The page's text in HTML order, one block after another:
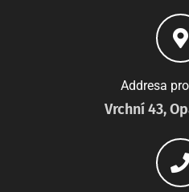
Addresa
Vrchní 43,